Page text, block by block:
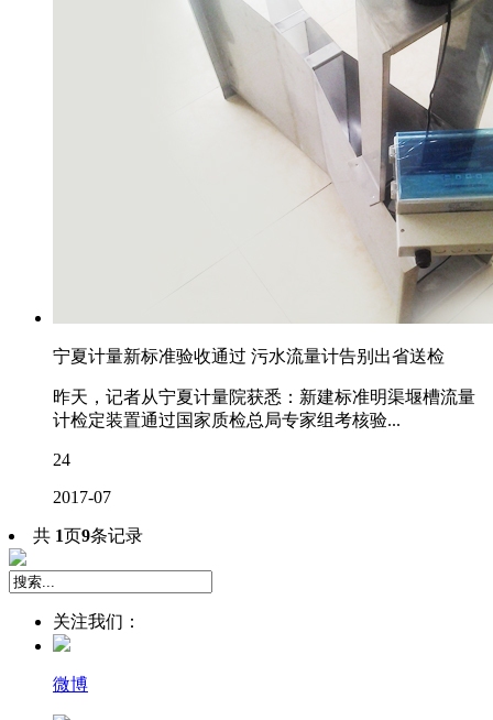
宁夏计量新标准验收通过 污水流量计告别出省送检
昨天，记者从宁夏计量院获悉：新建标准明渠堰槽流量
计检定装置通过国家质检总局专家组考核验...
24
2017-07
共 1页9条记录
关注我们：
微博